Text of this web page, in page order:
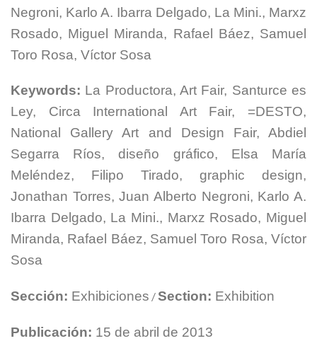
Negroni, Karlo A. Ibarra Delgado, La Mini., Marxz
Rosado, Miguel Miranda, Rafael Báez, Samuel
Toro Rosa, Víctor Sosa
Keywords: La Productora, Art Fair, Santurce es
Ley, Circa International Art Fair, =DESTO,
National Gallery Art and Design Fair, Abdiel
Segarra Ríos, diseño gráfico, Elsa María
Meléndez, Filipo Tirado, graphic design,
Jonathan Torres, Juan Alberto Negroni, Karlo A.
Ibarra Delgado, La Mini., Marxz Rosado, Miguel
Miranda, Rafael Báez, Samuel Toro Rosa, Víctor
Sosa
Sección: Exhibiciones /Section: Exhibition
Publicación: 15 de abril de 2013